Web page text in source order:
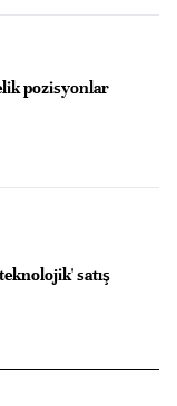
pozisyonlar
satış